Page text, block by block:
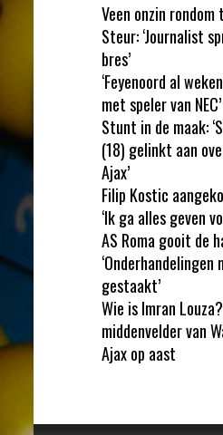
Veen onzin
Steur: ‘Journalist
bres’
‘Feyenoord al
met speler van NEC’
Stunt in de maak:
(18) gelinkt aan
Ajax’
Filip Kostic
‘Ik ga alles geven
AS Roma gooit de
‘Onderhandelingen
gestaakt’
Wie is Imran
middenvelder van
Ajax op aast